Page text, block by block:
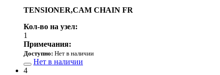
TENSIONER,CAM CHAIN FR
Кол-во на узел:
1
Примечания:
Доступно: Нет в наличии
Нет в наличии
4